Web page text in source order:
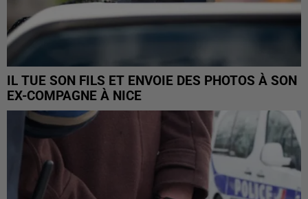
IL TUE SON FILS ET ENVOIE DES PHOTOS À SON
EX-COMPAGNE À NICE